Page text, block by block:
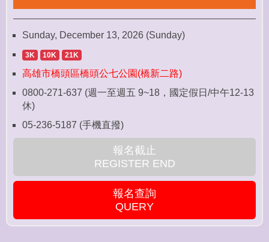
Sunday, December 13, 2026 (Sunday)
3K 10K 21K
高雄市橋頭區橋頭公七公園(橋新二路)
0800-271-637 (週一至週五 9~18，國定假日/中午12-13
休)
05-236-5187 (手機直撥)
報名截止
REGISTER END
報名查詢
QUERY